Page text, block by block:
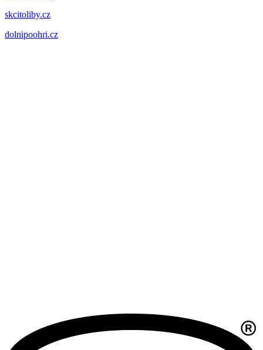
skcitoliby.cz
dolnipoohri.cz